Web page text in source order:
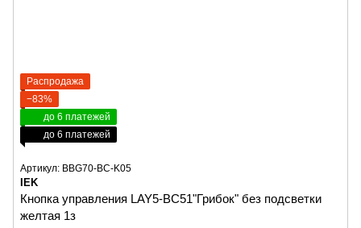
Распродажа
−83%
до 6 платежей
до 6 платежей
Артикул: BBG70-BC-K05
IEK
Кнопка управления LAY5-BC51"Грибок" без подсветки
желтая 1з